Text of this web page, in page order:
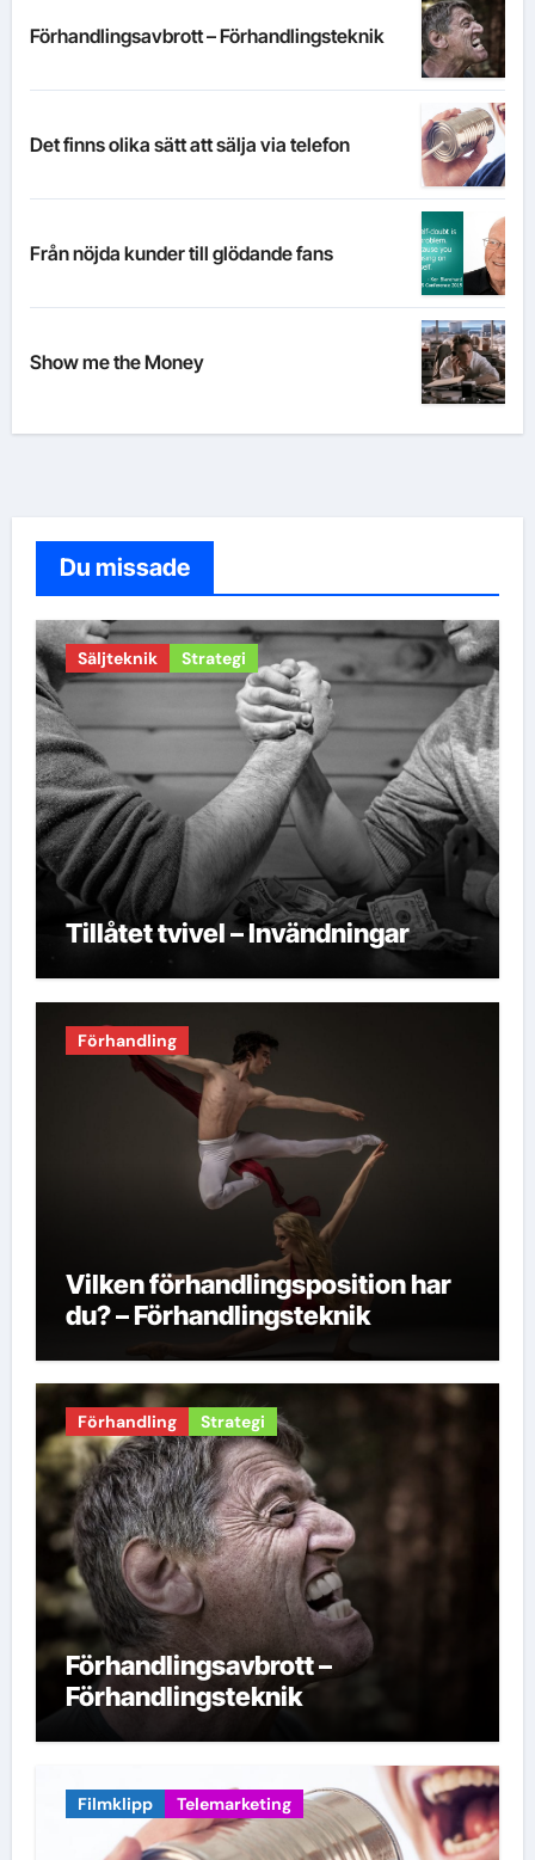
Förhandlingsavbrott – Förhandlingsteknik
Det finns olika sätt att sälja via telefon
Från nöjda kunder till glödande fans
Show me the Money
Du missade
Säljteknik Strategi
Tillåtet tvivel – Invändningar
Förhandling
Vilken förhandlingsposition har
du? – Förhandlingsteknik
Förhandling Strategi
Förhandlingsavbrott –
Förhandlingsteknik
Filmklipp Telemarketing